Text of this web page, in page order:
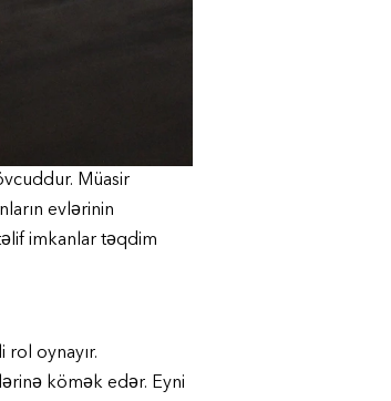
Müasir
evlərinin
imkanlar təqdim
rol oynayır.
kömək edər. Eyni